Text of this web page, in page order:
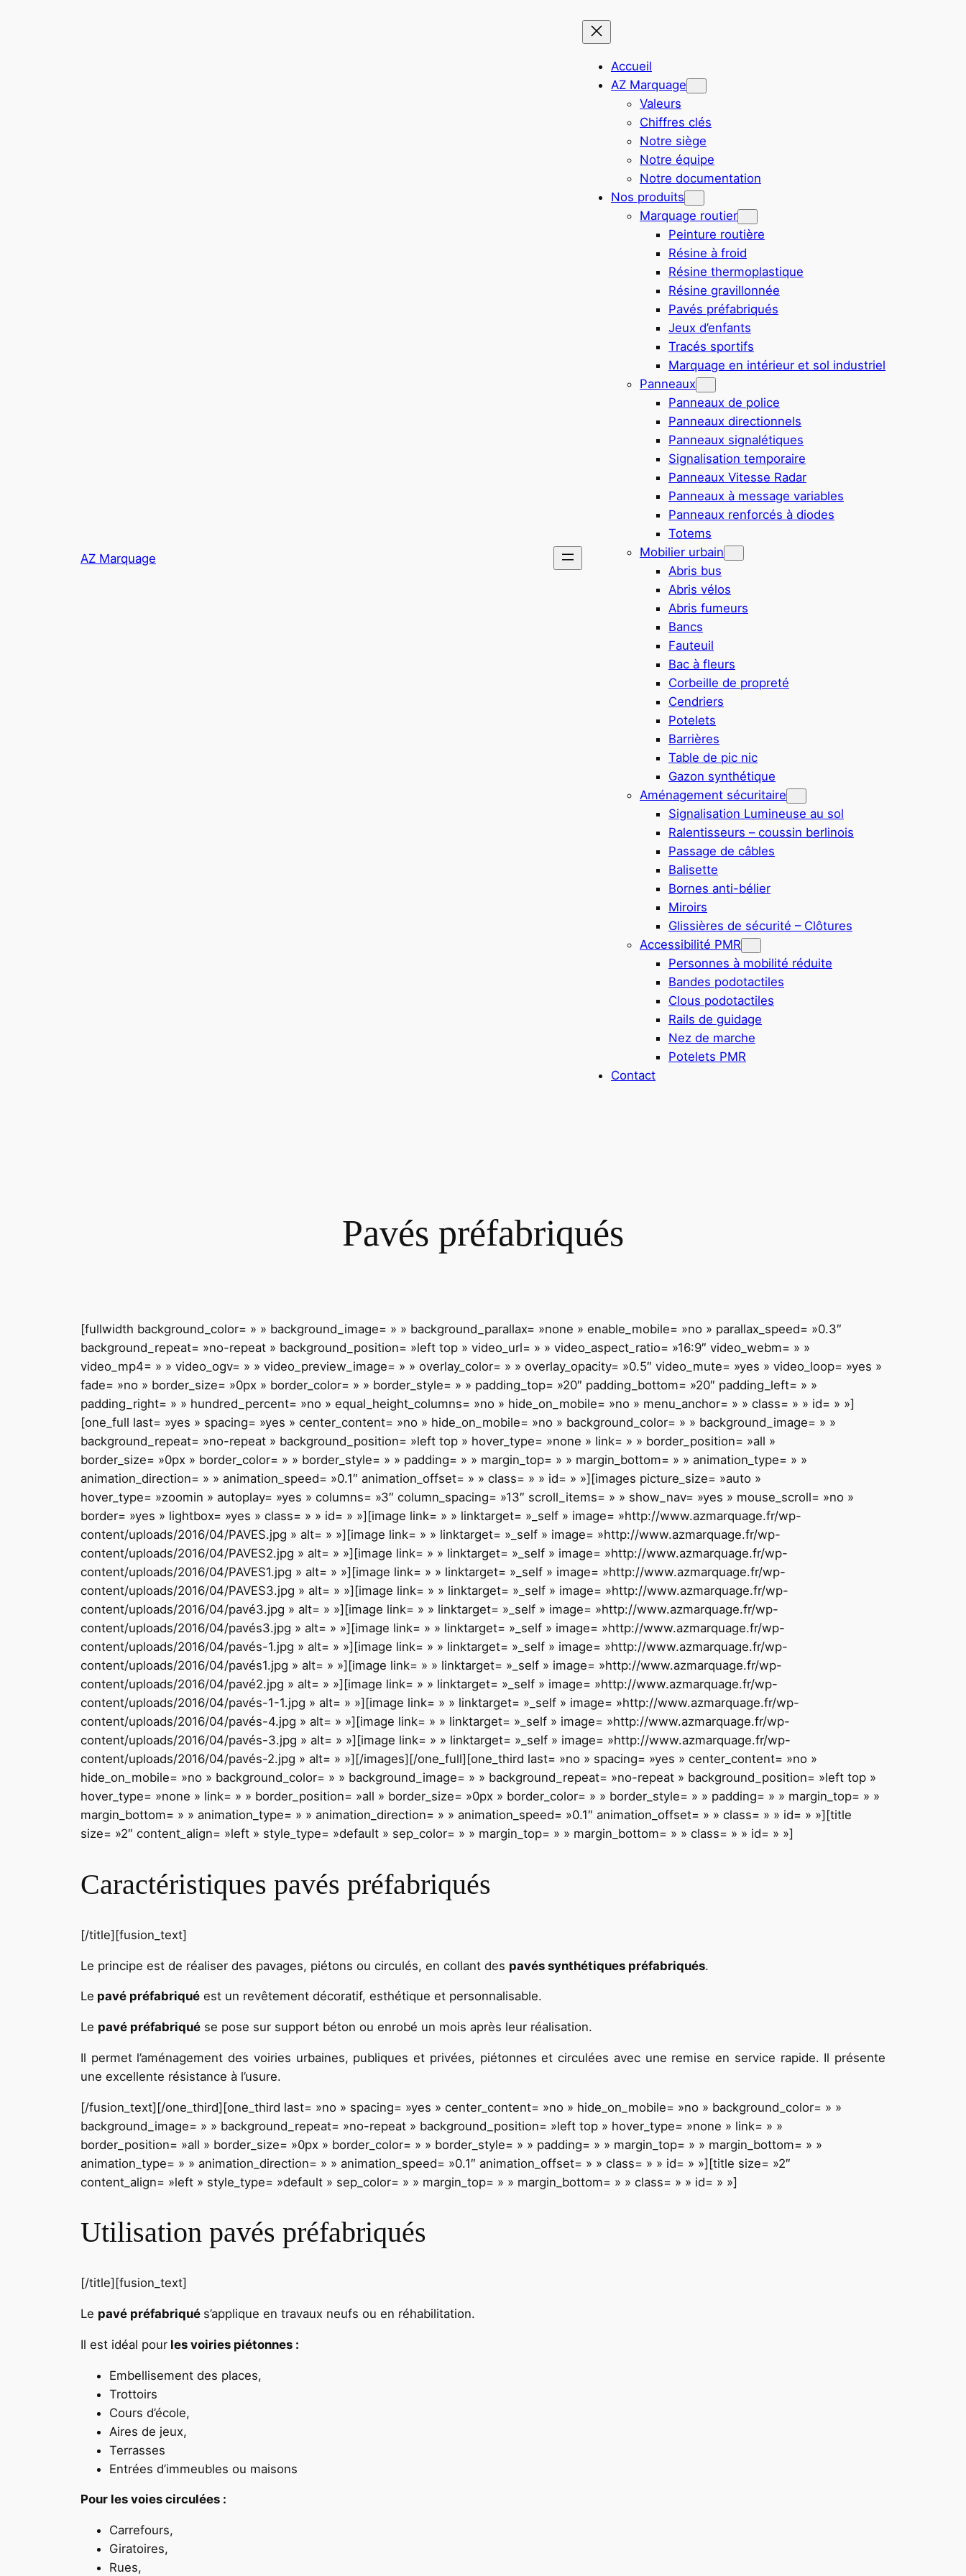
AZ Marquage
Accueil
AZ Marquage
Valeurs
Chiffres clés
Notre siège
Notre équipe
Notre documentation
Nos produits
Marquage routier
Peinture routière
Résine à froid
Résine thermoplastique
Résine gravillonnée
Pavés préfabriqués
Jeux d’enfants
Tracés sportifs
Marquage en intérieur et sol industriel
Panneaux
Panneaux de police
Panneaux directionnels
Panneaux signalétiques
Signalisation temporaire
Panneaux Vitesse Radar
Panneaux à message variables
Panneaux renforcés à diodes
Totems
Mobilier urbain
Abris bus
Abris vélos
Abris fumeurs
Bancs
Fauteuil
Bac à fleurs
Corbeille de propreté
Cendriers
Potelets
Barrières
Table de pic nic
Gazon synthétique
Aménagement sécuritaire
Signalisation Lumineuse au sol
Ralentisseurs – coussin berlinois
Passage de câbles
Balisette
Bornes anti-bélier
Miroirs
Glissières de sécurité – Clôtures
Accessibilité PMR
Personnes à mobilité réduite
Bandes podotactiles
Clous podotactiles
Rails de guidage
Nez de marche
Potelets PMR
Contact
Pavés préfabriqués
[fullwidth background_color= » » background_image= » » background_parallax= »none » enable_mobile= »no » parallax_speed= »0.3″
background_repeat= »no-repeat » background_position= »left top » video_url= » » video_aspect_ratio= »16:9″ video_webm= » »
video_mp4= » » video_ogv= » » video_preview_image= » » overlay_color= » » overlay_opacity= »0.5″ video_mute= »yes » video_loop= »yes »
fade= »no » border_size= »0px » border_color= » » border_style= » » padding_top= »20″ padding_bottom= »20″ padding_left= » »
padding_right= » » hundred_percent= »no » equal_height_columns= »no » hide_on_mobile= »no » menu_anchor= » » class= » » id= » »]
[one_full last= »yes » spacing= »yes » center_content= »no » hide_on_mobile= »no » background_color= » » background_image= » »
background_repeat= »no-repeat » background_position= »left top » hover_type= »none » link= » » border_position= »all »
border_size= »0px » border_color= » » border_style= » » padding= » » margin_top= » » margin_bottom= » » animation_type= » »
animation_direction= » » animation_speed= »0.1″ animation_offset= » » class= » » id= » »][images picture_size= »auto »
hover_type= »zoomin » autoplay= »yes » columns= »3″ column_spacing= »13″ scroll_items= » » show_nav= »yes » mouse_scroll= »no »
border= »yes » lightbox= »yes » class= » » id= » »][image link= » » linktarget= »_self » image= »http://www.azmarquage.fr/wp-
content/uploads/2016/04/PAVES.jpg » alt= » »][image link= » » linktarget= »_self » image= »http://www.azmarquage.fr/wp-
content/uploads/2016/04/PAVES2.jpg » alt= » »][image link= » » linktarget= »_self » image= »http://www.azmarquage.fr/wp-
content/uploads/2016/04/PAVES1.jpg » alt= » »][image link= » » linktarget= »_self » image= »http://www.azmarquage.fr/wp-
content/uploads/2016/04/PAVES3.jpg » alt= » »][image link= » » linktarget= »_self » image= »http://www.azmarquage.fr/wp-
content/uploads/2016/04/pavé3.jpg » alt= » »][image link= » » linktarget= »_self » image= »http://www.azmarquage.fr/wp-
content/uploads/2016/04/pavés3.jpg » alt= » »][image link= » » linktarget= »_self » image= »http://www.azmarquage.fr/wp-
content/uploads/2016/04/pavés-1.jpg » alt= » »][image link= » » linktarget= »_self » image= »http://www.azmarquage.fr/wp-
content/uploads/2016/04/pavés1.jpg » alt= » »][image link= » » linktarget= »_self » image= »http://www.azmarquage.fr/wp-
content/uploads/2016/04/pavé2.jpg » alt= » »][image link= » » linktarget= »_self » image= »http://www.azmarquage.fr/wp-
content/uploads/2016/04/pavés-1-1.jpg » alt= » »][image link= » » linktarget= »_self » image= »http://www.azmarquage.fr/wp-
content/uploads/2016/04/pavés-4.jpg » alt= » »][image link= » » linktarget= »_self » image= »http://www.azmarquage.fr/wp-
content/uploads/2016/04/pavés-3.jpg » alt= » »][image link= » » linktarget= »_self » image= »http://www.azmarquage.fr/wp-
content/uploads/2016/04/pavés-2.jpg » alt= » »][/images][/one_full][one_third last= »no » spacing= »yes » center_content= »no »
hide_on_mobile= »no » background_color= » » background_image= » » background_repeat= »no-repeat » background_position= »left top »
hover_type= »none » link= » » border_position= »all » border_size= »0px » border_color= » » border_style= » » padding= » » margin_top= » »
margin_bottom= » » animation_type= » » animation_direction= » » animation_speed= »0.1″ animation_offset= » » class= » » id= » »][title
size= »2″ content_align= »left » style_type= »default » sep_color= » » margin_top= » » margin_bottom= » » class= » » id= » »]
Caractéristiques pavés préfabriqués
[/title][fusion_text]
Le principe est de réaliser des pavages, piétons ou circulés, en collant des pavés synthétiques préfabriqués.
Le pavé préfabriqué est un revêtement décoratif, esthétique et personnalisable.
Le pavé préfabriqué se pose sur support béton ou enrobé un mois après leur réalisation.
Il permet l’aménagement des voiries urbaines, publiques et privées, piétonnes et circulées avec une remise en service rapide. Il présente
une excellente résistance à l’usure.
[/fusion_text][/one_third][one_third last= »no » spacing= »yes » center_content= »no » hide_on_mobile= »no » background_color= » »
background_image= » » background_repeat= »no-repeat » background_position= »left top » hover_type= »none » link= » »
border_position= »all » border_size= »0px » border_color= » » border_style= » » padding= » » margin_top= » » margin_bottom= » »
animation_type= » » animation_direction= » » animation_speed= »0.1″ animation_offset= » » class= » » id= » »][title size= »2″
content_align= »left » style_type= »default » sep_color= » » margin_top= » » margin_bottom= » » class= » » id= » »]
Utilisation pavés préfabriqués
[/title][fusion_text]
Le pavé préfabriqué s’applique en travaux neufs ou en réhabilitation.
Il est idéal pour les voiries piétonnes :
Embellisement des places,
Trottoirs
Cours d’école,
Aires de jeux,
Terrasses
Entrées d’immeubles ou maisons
Pour les voies circulées :
Carrefours,
Giratoires,
Rues,